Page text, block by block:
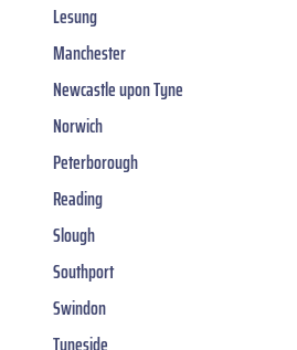
Lesung
Manchester
Newcastle upon Tyne
Norwich
Peterborough
Reading
Slough
Southport
Swindon